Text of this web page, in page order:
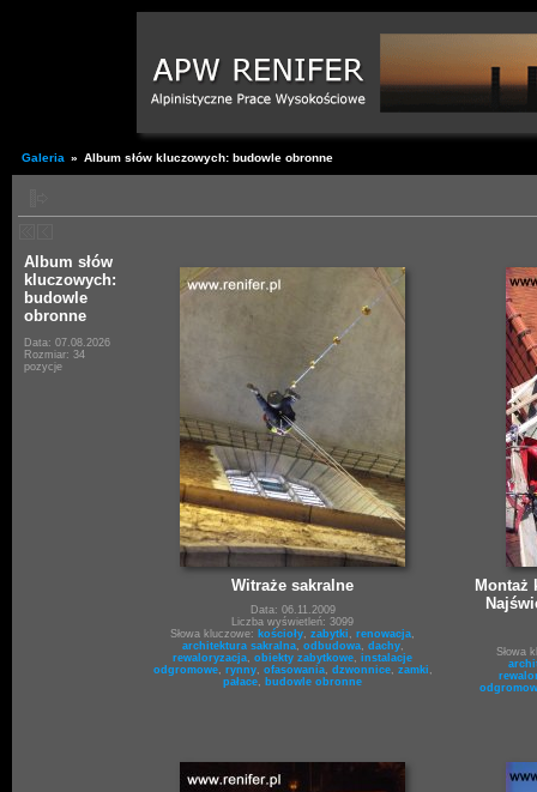
Galeria » Album słów kluczowych: budowle obronne
Album słów
kluczowych:
budowle
obronne
Data: 07.08.2026
Rozmiar: 34
pozycje
Witraże sakralne
Data: 06.11.2009
Liczba wyświetleń: 3099
Słowa kluczowe: kościoły zabytki renowacja
architektura sakralna, odbudowa, dachy,
rewaloryzacja obiekty zabytkowe instalacje
odgromowe, rynny, ofasowania, dzwonnice, zamki
pałace
budowle obronne
Montaż
Słowa